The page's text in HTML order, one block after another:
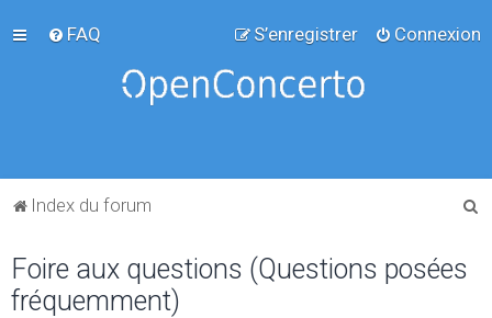
FAQ Connexion
S’enregistrer
Index du forum
Foire aux questions (Questions posées
fréquemment)